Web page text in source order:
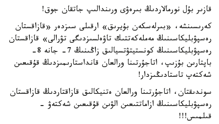
قازىر بۇل نورمالاردىڭ بىرەۋى ورىندالىپ جاتقان جوق!
كەرىسىنشە، «بىرلەسكەن بۇيرىق» ارقىلى سىزدەر «قازاقستان
رەسپۋبليكاسىنىڭ مەملەكەتتىك تاۋەلسىزدىگى تۋرالى» قازاقستان
رەسپۋبليكاسىنىڭ كونستيتۋتسيالىق زاڭىنىڭ 7- جانە 8-
باپتارىن بۇزىپ، اتاجۇرتىنا ورالعان قانداستارىمىزدىڭ قۇقىعىن
شەكتەپ تاستادىڭىزدار!
سوندىقتان، اتاجۇرتىنا ورالعان ەتنيكالىق قازاقتاردىڭ قازاقستان
رەسپۋبليكاسىنىڭ ازاماتتىعىن الۋىن قۇقىعىن شەكتەۋ -
قىلمىس!!!